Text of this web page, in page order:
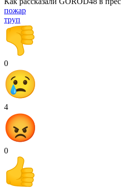
пожар
труп
0
4
0